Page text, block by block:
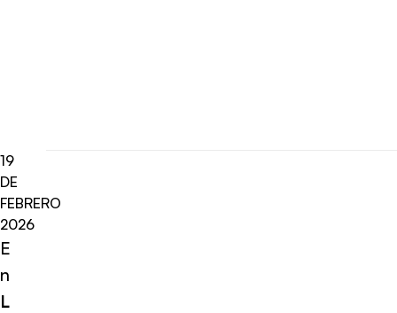
19
DE
FEBRERO
2026
E
n
L